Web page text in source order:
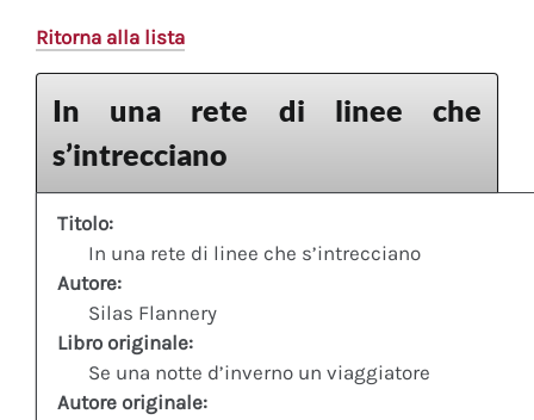
Ritorna alla lista
In una rete di linee che
s’intrecciano
Titolo:
In una rete di linee che s’intrecciano
Autore:
Silas Flannery
Libro originale:
Se una notte d’inverno un viaggiatore
Autore originale: